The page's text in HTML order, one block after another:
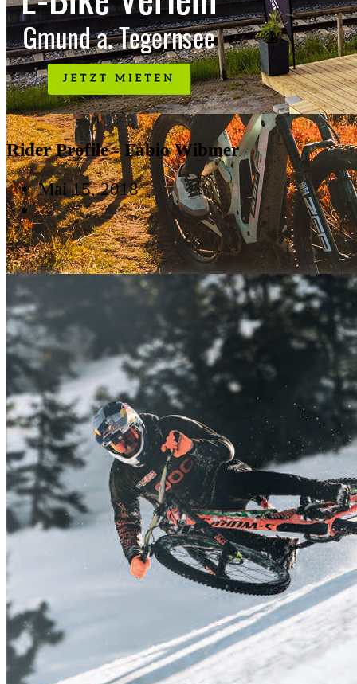
Rider Profile - Fabio Wibmer
Mai 15, 2018